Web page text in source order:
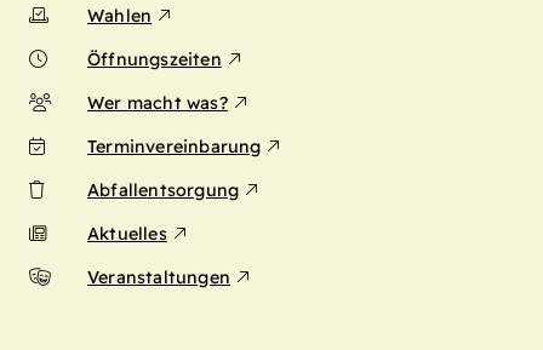
Wahlen
Öffnungszeiten
Wer macht was?
Terminvereinbarung
Abfallentsorgung
Aktuelles
Veranstaltungen